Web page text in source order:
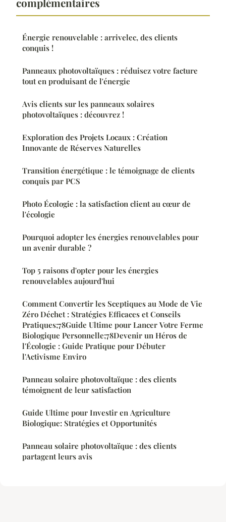
Énergie renouvelable : arrivelec, des clients
conquis !
Panneaux photovoltaïques : réduisez votre facture
tout en produisant de l'énergie
Avis clients sur les panneaux solaires
photovoltaïques : découvrez !
Exploration des Projets Locaux : Création
Innovante de Réserves Naturelles
Transition énergétique : le témoignage de clients
conquis par PCS
Photo Écologie : la satisfaction client au cœur de
l'écologie
Pourquoi adopter les énergies renouvelables pour
un avenir durable ?
Top 5 raisons d'opter pour les énergies
renouvelables aujourd'hui
Comment Convertir les Sceptiques au Mode de Vie
Zéro Déchet : Stratégies Efficaces et Conseils
Pratiques;78Guide Ultime pour Lancer Votre Ferme
Biologique Personnelle;78Devenir un Héros de
l'Écologie : Guide Pratique pour Débuter
l'Activisme Enviro
Panneau solaire photovoltaïque : des clients
témoignent de leur satisfaction
Guide Ultime pour Investir en Agriculture
Biologique: Stratégies et Opportunités
Panneau solaire photovoltaïque : des clients
partagent leurs avis